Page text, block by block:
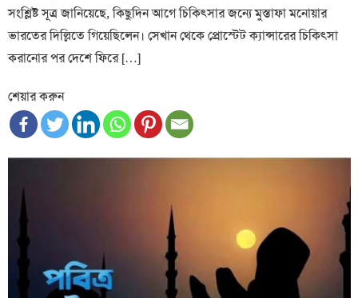
সংশ্লিষ্ট সূত্র জানিয়েছে, কিছুদিন আগে চিকিৎসার জন্যে মুস্তাফা মনোয়ার
ভারতের দিল্লিতে গিয়েছিলেন। সেখান থেকে প্রোস্টেট ক্যান্সারের চিকিৎসা
করানোর পর দেশে ফিরে […]
শেয়ার করুন